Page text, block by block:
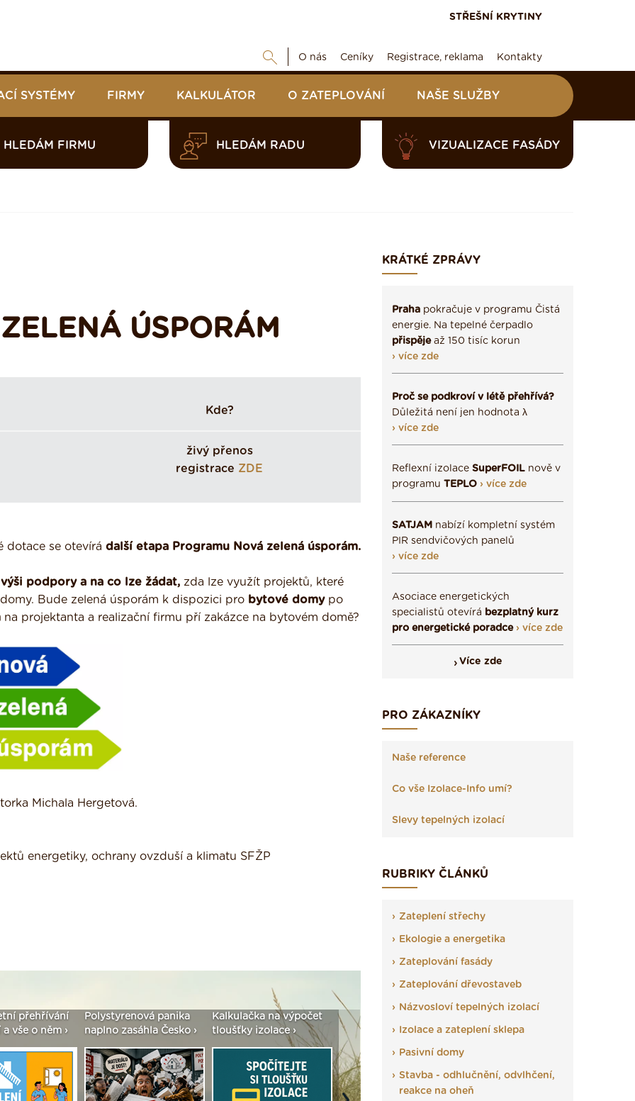
STŘEŠNÍ KRYTINY
O nás Ceníky Registrace, reklama Kontakty
SYSTÉMY FIRMY KALKULÁTOR O ZATEPLOVÁNÍ NAŠE SLUŽBY
HLEDÁM FIRMU HLEDÁM RADU VIZUALIZACE FASÁDY
ÚSPORÁM
Kde?
živý přenos
registrace ZDE
dotace se otevírá další etapa Programu Nová zelená úsporám.
podpory a na co lze žádat, zda lze využít projektů, které
Bude zelená úsporám k dispozici pro bytové domypo
na projektanta a realizační firmu pří zakázce na bytovém domě?
Michala Hergetová.
energetiky, ochrany ovzduší a klimatu SFŽP
přehřívání
vše o něm ›
Polystyrenová panika
naplno zasáhla Česko ›
Kalkulačka na výpočet
tloušťky izolace ›
Seriál: Fasády ETICS a
vše podstatné v kostce ›
ji tady klidně poptejte ›
KRÁTKÉ ZPRÁVY
Praha pokračuje v programu Čistá
energie. Na tepelné čerpadlo
přispějeaž 150 tisíc korun
› více zde
Proč se podkroví v létě přehřívá?
Důležitá není jen hodnota λ
› více zde
Reflexní izolace SuperFOIL nově v
programu TEPLO › více zde
SATJAM nabízí kompletní systém
PIR sendvičových panelů
› více zde
Asociace energetických
specialistů otevírá bezplatný kurz
pro energetické poradce › více zde
Více zde
PRO ZÁKAZNÍKY
Naše reference
Co vše Izolace-Info umí?
Slevy tepelných izolací
RUBRIKY ČLÁNKŮ
Zateplení střechy
Ekologie a energetika
Zateplování fasády
Zateplování dřevostaveb
Názvosloví tepelných izolací
Izolace a zateplení sklepa
Pasivní domy
Stavba - odhlučnění, odvlhčení,
reakce na oheň